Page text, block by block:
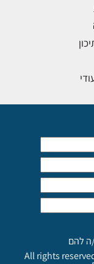
ה להם
All rights